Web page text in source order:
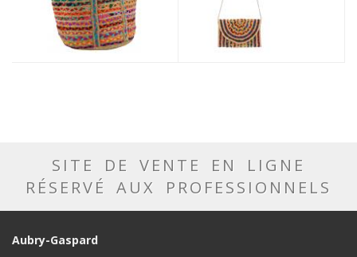
SITE DE VENTE EN LIGNE
RÉSERVÉ AUX PROFESSIONNELS
Aubry-Gaspard